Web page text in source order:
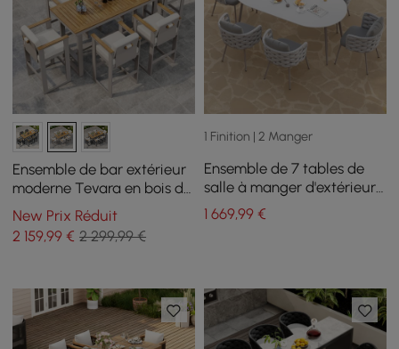
Ensemble de bar extérieur
moderne Tevara en bois de
teck, cadre couleur sable
et coussin blanc chaud
New Prix Réduit
2 159,99 € 2 299,99 €
1 Finition | 2 Manger
Ensemble de 7 tables de
salle à manger d'extérieur
en pierre frittée de 70,9 po
avec fauteuils tissés en
1 669,99€